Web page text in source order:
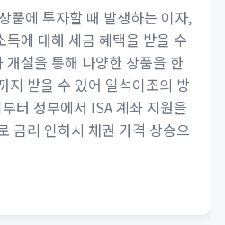
품에 투자할 때 발생하는 이자,
득에 대해 세금 혜택을 받을 수
개설을 통해 다양한 상품을 한
지 받을 수 있어 일석이조의 방
터 정부에서 ISA 계좌 지원을
금리 인하시 채권 가격 상승으